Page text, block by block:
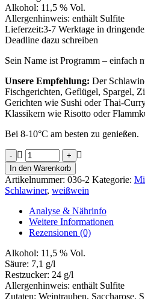
Alkohol: 11,5 % Vol.
Allergenhinweis: enthält Sulfite
Lieferzeit:3-7 Werktage in
Deadline dazu schreiben
Sein Name ist Programm – einfach
Unsere Empfehlung: Der
Fischgerichten, Geflügel, Spargel,
Gerichten wie Sushi oder Thai-
Klassikern wie Risotto oder
Bei 8-10°C am besten zu genießen.
Weißer
Schlawiner
Menge
In den Warenkorb
Artikelnummer: 036-2 Kategorie:
Schlawiner, weißwein
Analyse & Nährinfo
Weitere Informationen
Rezensionen (0)
Alkohol: 11,5 % Vol.
Säure: 7,1 g/l
Restzucker: 24 g/l
Allergenhinweis: enthält Sulfite
Zutaten: Weintrauben, Saccharose,